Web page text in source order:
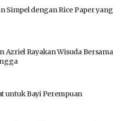
Simpel dengan Rice Paper yang
Azriel Rayakan Wisuda Bersama
untuk Bayi Perempuan